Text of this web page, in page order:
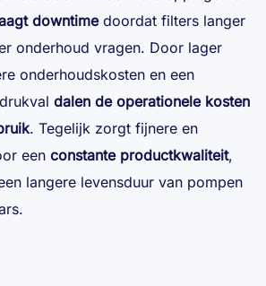
downtimedoordat filters langer
onderhoud vragen. Door lager
onderhoudskosten en een
dalen de operationele kosten
. Tegelijk zorgt fijnere en
een constante productkwaliteit,
langere levensduur van pompen